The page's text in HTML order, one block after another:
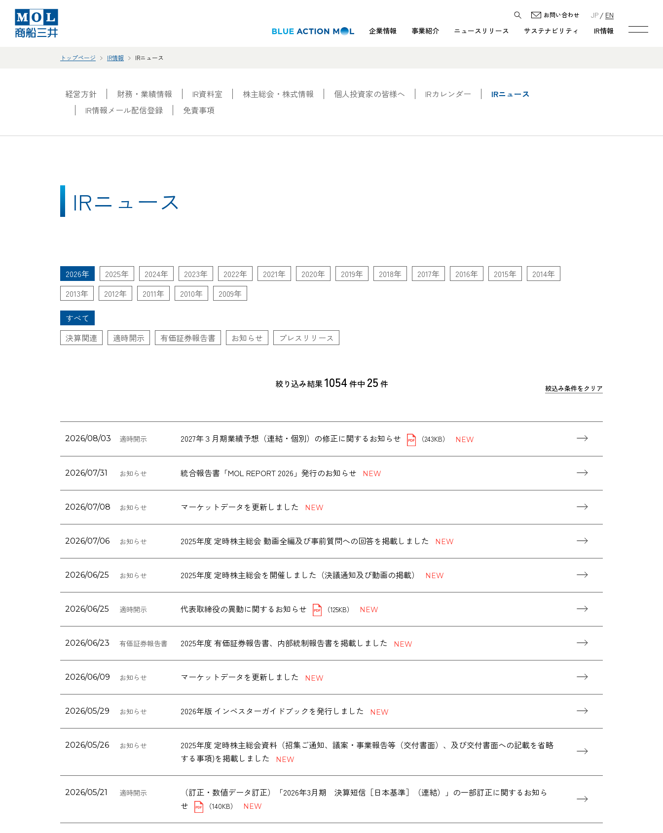
企業情報 事業紹介 ニュースリリース サステナビリティ IR情報
お問い合わせ JP EN
トップページ IR情報 IRニュース
経営方針 財務・業績情報 IR資料室 株主総会・株式情報 個人投資家の皆様へ IRカレンダー
IRニュース
IR情報メール配信登録
免責事項
IRニュース
2026年 2025年 2024年 2023年 2022年 2021年 2020年 2019年 2018年 2017年 2016年 2015年
2014年
2013年
2012年 2011年 2010年 2009年
すべて
決算関連
適時開示 有価証券報告書 お知らせ プレスリリース
絞込み条件をクリア
絞り込み結果1054 件中 25 件
2026/08/03 適時開示 2027年３月期業績予想（連結・個別）の修正に関するお知らせ （243KB）
2026/07/31 お知らせ 統合報告書「MOL REPORT 2026」発行のお知らせ
2026/07/08 お知らせ マーケットデータを更新しました
2026/07/06 お知らせ 2025年度 定時株主総会 動画全編及び事前質問への回答を掲載しました
2026/06/25 お知らせ 2025年度 定時株主総会を開催しました（決議通知及び動画の掲載）
2026/06/25 適時開示 代表取締役の異動に関するお知らせ （125KB）
2026/06/23 有価証券報告書 2025年度 有価証券報告書、内部統制報告書を掲載しました
2026/06/09 お知らせ マーケットデータを更新しました
2026/05/29 お知らせ 2026年版 インベスターガイドブックを発行しました
2026/05/26 お知らせ
2025年度 定時株主総会資料（招集ご通知、議案・事業報告等（交付書面）、及び交付書面への記載を省略
する事項)を掲載しました
2026/05/21 適時開示
（訂正・数値データ訂正）「2026年3月期 決算短信［日本基準］（連結）」の一部訂正に関するお知ら
せ
（140KB）